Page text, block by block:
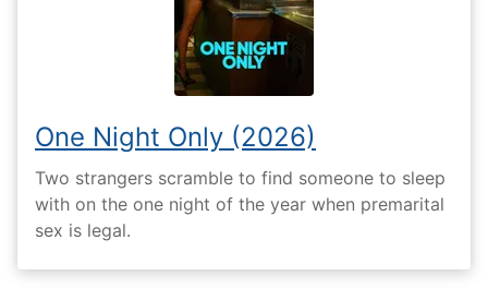
One Night Only (2026)
Two strangers scramble to find someone to sleep
with on the one night of the year when premarital
sex is legal.